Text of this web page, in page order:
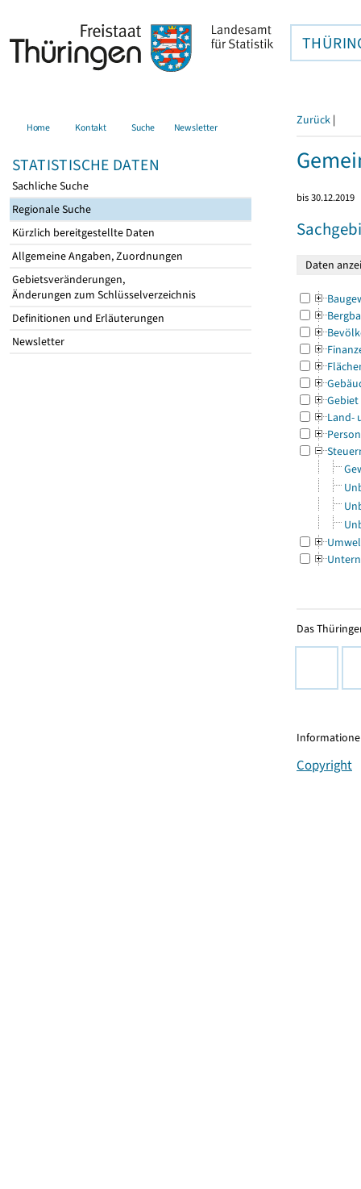
Home Kontakt Suche Newsletter
STATISTISCHE DATEN
Sachliche Suche
Regionale Suche
Kürzlich bereitgestellte Daten
Allgemeine Angaben, Zuordnungen
Gebietsveränderungen,
Änderungen zum Schlüsselverzeichnis
Definitionen und Erläuterungen
Newsletter
Zurück |
bis 30.12.2019
Gebiet
Land-
Das
Copyright